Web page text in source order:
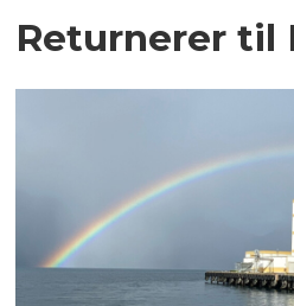
Returnerer til